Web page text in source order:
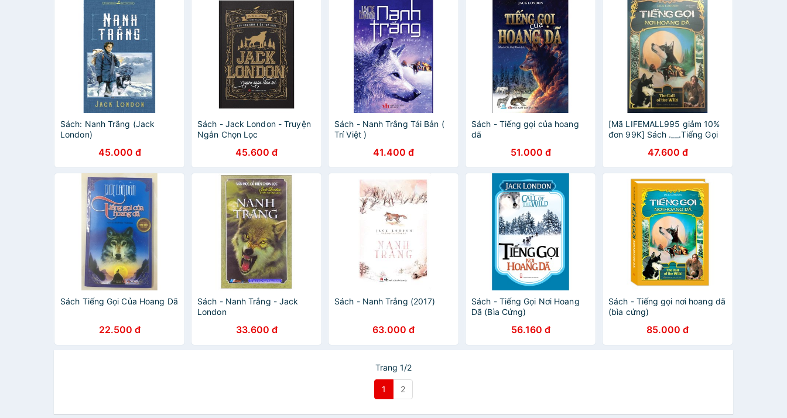
Sách: Nanh Trắng (Jack
London)
45.000 đ
Sách - Jack London - Truyện
Ngắn Chọn Lọc
45.600 đ
Sách - Nanh Trắng Tái Bản (
Trí Việt )
41.400 đ
Sách - Tiếng gọi của hoang
dã
51.000 đ
[Mã LIFEMALL995 giảm 10%
đơn 99K] Sách .__.Tiếng Gọi
47.600 đ
Sách Tiếng Gọi Của Hoang Dã
22.500 đ
Sách - Nanh Trắng - Jack
London
33.600 đ
Sách - Nanh Trắng (2017)
63.000 đ
Sách - Tiếng Gọi Nơi Hoang
Dã (Bìa Cứng)
56.160 đ
Sách - Tiếng gọi nơi hoang dã
(bìa cứng)
85.000 đ
Trang 1/2
1 2